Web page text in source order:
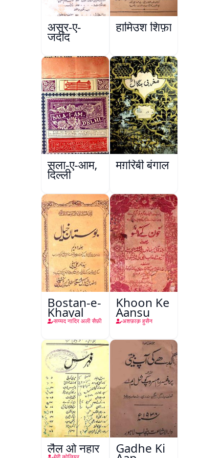
अस्र-ए-
जदीद
हामिउश शिफ़ा
सला-ए-आम,
दिल्ली
मग़रिबी बंगाल
Bostan-e-
Khayal
सय्यद नादिर अली सैफ़ी
Khoon Ke
Aansu
अशफ़ाक़ हुसैन
लैल ओ नहार Gadhe Ki